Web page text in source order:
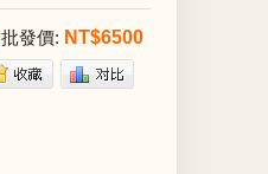
批發價: NT$6500